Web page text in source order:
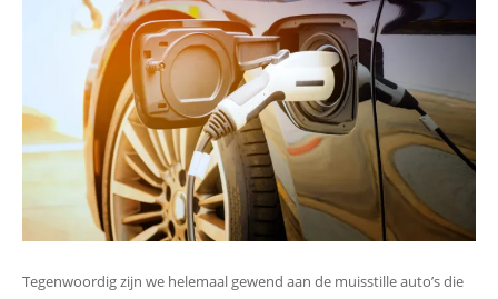
Tegenwoordig zijn we helemaal gewend aan de muisstille auto’s die